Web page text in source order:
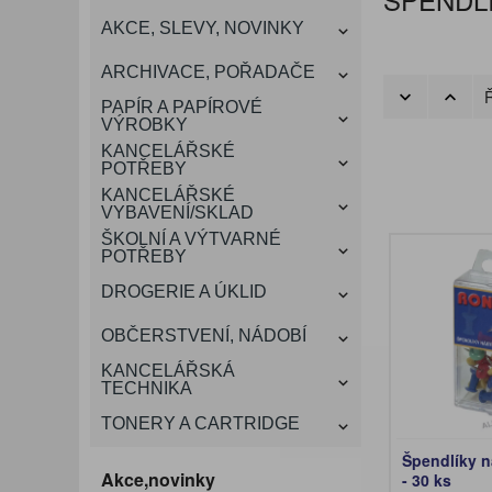
VÁNOCE
DÁRKOVÉ POTŘEBY
SMART DOPLŇKY
ROZDRUŽOVAČE
VIZITKY A JMENOVKY
OBÁLKY
TISKOPISY
KONFERENČNÍ SPISOVKY
NŮŽKY A NOŽE
TAŠKY, KUFRY, AKTOVKY
A OBALY
KANCELÁŘSKÝ
NÁBYTEK
OCHRANNÉ PRACOVNÍ
POMŮCKY
TABULE, NÁSTĚNKY
KRESLENÍ A MALOVÁNÍ
DEZINFEKCE-OCHRANA
PROSTŘEDKY NA PRANÍ
KONVICE A DŽBÁNY
SLADKÉ POTRAVINY
LAMINACE
ŠTÍTKOVAČE
AKCE, SLEVY, NOVINKY
ARCHIVACE, POŘADAČE
PAPÍR A PAPÍROVÉ
VÝROBKY
KANCELÁŘSKÉ
POTŘEBY
KANCELÁŘSKÉ
VYBAVENÍ/SKLAD
ŠKOLNÍ A VÝTVARNÉ
POTŘEBY
DROGERIE A ÚKLID
OBČERSTVENÍ, NÁDOBÍ
KANCELÁŘSKÁ
TECHNIKA
TONERY A CARTRIDGE
Akce,novinky
Špendlíky
- 30 ks